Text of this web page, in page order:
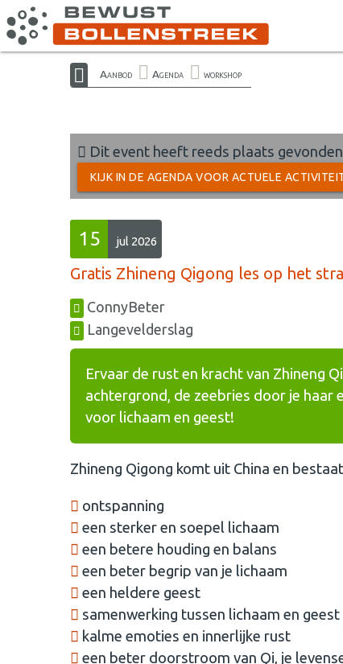
Aanbod Agenda workshop
Dit event heeft reeds plaats gevonden
KIJK IN DE AGENDA VOOR ACTUELE
15 jul 2026
Gratis Zhineng Qigong les op het
ConnyBeter
Langevelderslag
Ervaar de rust en kracht van Zhineng
achtergrond, de zeebries door je haar
voor lichaam en geest!
Zhineng Qigong komt uit China en
ontspanning
een sterker en soepel lichaam
een betere houding en balans
een beter begrip van je lichaam
een heldere geest
samenwerking tussen lichaam en geest
kalme emoties en innerlijke rust
een beter doorstroom van Qi, je